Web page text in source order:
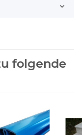
folgende